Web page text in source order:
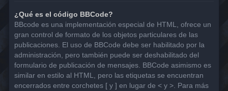
¿Qué es el código BBCode?
BBcode es una implementación especial de HTML, ofrece un
gran control de formato de los objetos particulares de las
publicaciones. El uso de BBCode debe ser habilitado por la
administración, pero también puede ser deshabilitado del
formulario de publicación de mensajes. BBCode asimismo es
similar en estilo al HTML, pero las etiquetas se encuentran
encerrados entre corchetes [ y ] en lugar de < y >. Para más